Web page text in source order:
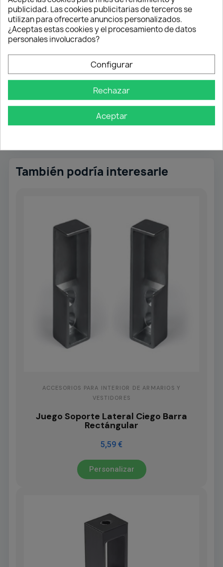
ReferenciaF25043
Blanco
Referencias específicas
8435568709478
También podría interesarle
ACCESORIOS PARA INTERIOR DE ARMARIOS Y
VESTIDORES
Juego Soporte Lateral Ciego Barra
Rectángular
5,59 €
Personalizar
publicidad. Las cookies publicitarias de terceros se
utilizan para ofrecerte anuncios personalizados.
¿Aceptas estas cookies y el procesamiento de datos
personales involucrados?
Configurar
Rechazar
Aceptar